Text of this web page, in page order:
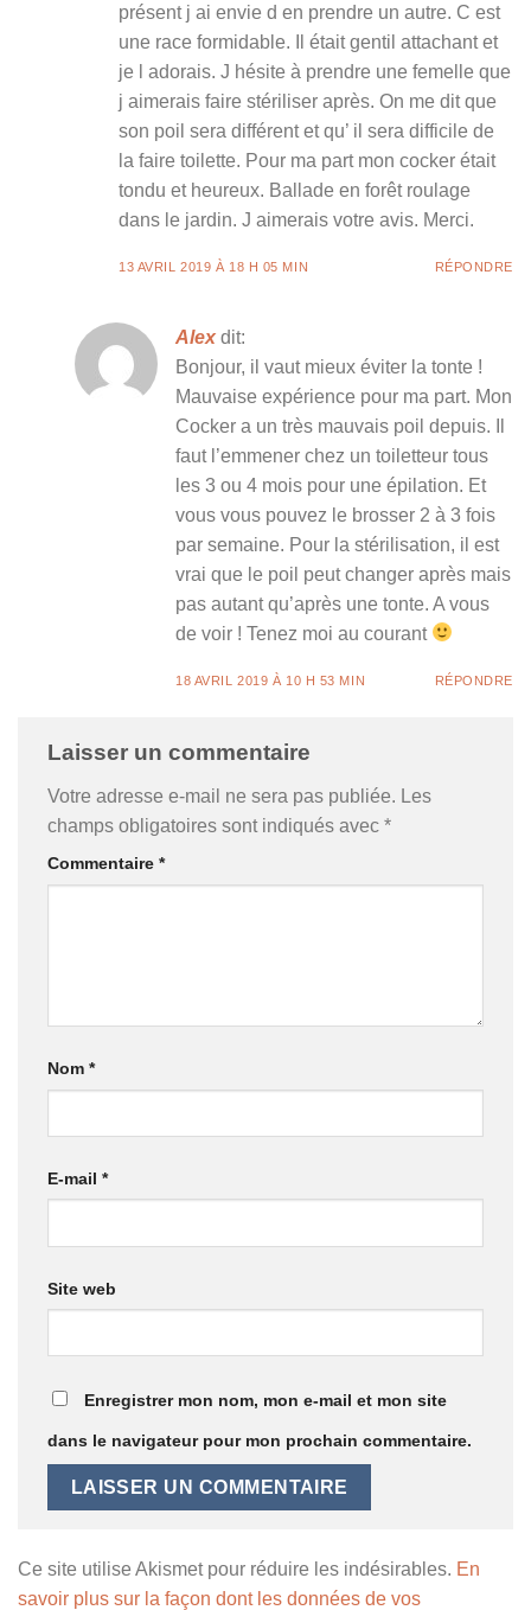
présent j ai envie d en prendre un autre. C est
une race formidable. Il était gentil attachant et
je l adorais. J hésite à prendre une femelle que
j aimerais faire stériliser après. On me dit que
son poil sera différent et qu’ il sera difficile de
la faire toilette. Pour ma part mon cocker était
tondu et heureux. Ballade en forêt roulage
dans le jardin. J aimerais votre avis. Merci.
13 AVRIL 2019 À 18 H 05 MIN RÉPONDRE
Alex dit:
Bonjour, il vaut mieux éviter la tonte !
Mauvaise expérience pour ma part. Mon
Cocker a un très mauvais poil depuis. Il
faut l’emmener chez un toiletteur tous
les 3 ou 4 mois pour une épilation. Et
vous vous pouvez le brosser 2 à 3 fois
par semaine. Pour la stérilisation, il est
vrai que le poil peut changer après mais
pas autant qu’après une tonte. A vous
de voir ! Tenez moi au courant
18 AVRIL 2019 À 10 H 53 MIN RÉPONDRE
Laisser un commentaire
Votre adresse e-mail ne sera pas publiée. Les
champs obligatoires sont indiqués avec *
Commentaire *
Nom *
E-mail *
Site web
Enregistrer mon nom, mon e-mail et mon site
dans le navigateur pour mon prochain commentaire.
Ce site utilise Akismet pour réduire les indésirables. En
savoir plus sur la façon dont les données de vos